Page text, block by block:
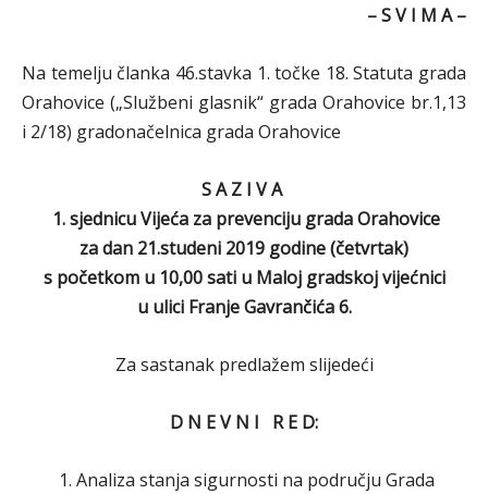
– S V I M A –
Na temelju članka 46.stavka 1. točke 18. Statuta grada
Orahovice („Službeni glasnik“ grada Orahovice br.1,13
i 2/18) gradonačelnica grada Orahovice
S A Z I V A
1.sjednicuVijeća za prevenciju grada Orahovice
za dan 21.studeni 2019 godine (četvrtak)
s početkom u 10,00sati u Maloj gradskoj vijećnici
u ulici Franje Gavrančića 6.
Za sastanak predlažem slijedeći
D N E V N I R E D:
1. Analiza stanja sigurnosti na području Grada